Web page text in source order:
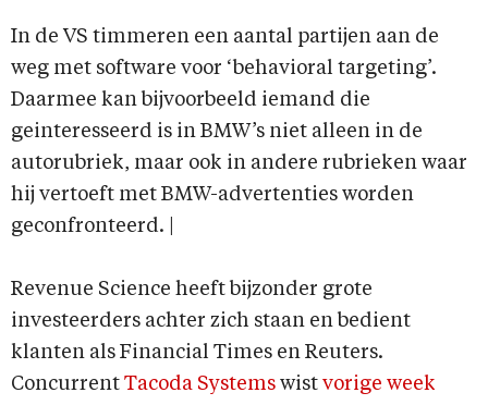
In de VS timmeren een aantal partijen aan de
weg met software voor ‘behavioral targeting’.
Daarmee kan bijvoorbeeld iemand die
geinteresseerd is in BMW’s niet alleen in de
autorubriek, maar ook in andere rubrieken waar
hij vertoeft met BMW-advertenties worden
geconfronteerd. |
Revenue Science heeft bijzonder grote
investeerders achter zich staan en bedient
klanten als Financial Times en Reuters.
Concurrent Tacoda Systems wist vorige week